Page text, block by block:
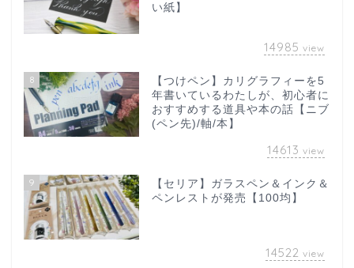
い紙】
14985 view
8
【つけペン】カリグラフィーを5
年書いているわたしが、初心者に
おすすめする道具や本の話【ニブ
(ペン先)/軸/本】
14613 view
9
【セリア】ガラスペン＆インク＆
ペンレストが発売【100均】
14522 view